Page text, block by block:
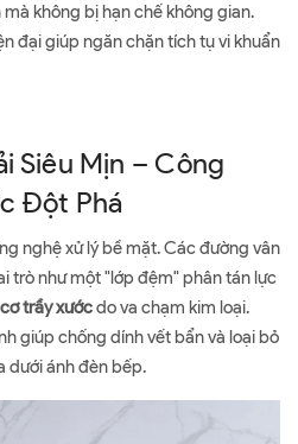
không bị hạn chế không gian.
đại giúp ngăn chặn tích tụ vi khuẩn
Siêu Mịn – Công
Đột Phá
nghệ xử lý bề mặt. Các đường vân
trò như một "lớp đệm" phân tán lực
trầy xướcdo va chạm kim loại.
giúp chống dính vết bẩn và loại bỏ
dưới ánh đèn bếp.